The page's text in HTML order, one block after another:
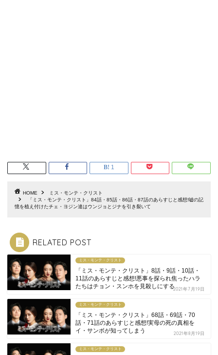
1
HOME
ミス・モンテ・クリスト
「ミス・モンテ・クリスト」84話・85話・86話・87話のあらすじと感想!嘘の記
憶を植え付けたチェ・ヨジン達はウンジョとジナを引き裂いて
RELATED POST
ミス・モンテ・クリスト
「ミス・モンテ・クリスト」8話・9話・10話・
11話のあらすじと感想!悪事を探られ焦ったハラ
たちはチョン・スンホを見殺しにする2021年7月19日
ミス・モンテ・クリスト
「ミス・モンテ・クリスト」68話・69話・70
話・71話のあらすじと感想!実母の死の真相を
イ・サンボが知ってしまう
2021年8月19日
ミス・モンテ・クリスト